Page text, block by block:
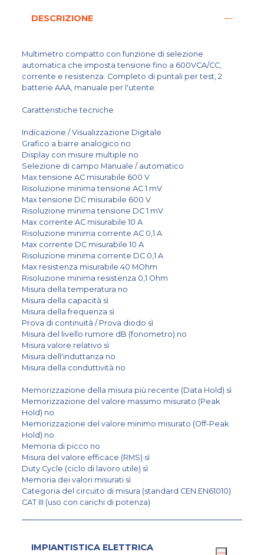
DESCRIZIONE
Multimetro compatto con funzione di selezione
automatica che imposta tensione fino a 600VCA/CC,
corrente e resistenza. Completo di puntali per test, 2
batterie AAA, manuale per l'utente.
Caratteristiche tecniche
Indicazione / Visualizzazione Digitale
Grafico a barre analogico no
Display con misure multiple no
Selezione di campo Manuale / automatico
Max tensione AC misurabile 600 V
Risoluzione minima tensione AC 1 mV
Max tensione DC misurabile 600 V
Risoluzione minima tensione DC 1 mV
Max corrente AC misurabile 10 A
Risoluzione minima corrente AC 0,1 A
Max corrente DC misurabile 10 A
Risoluzione minima corrente DC 0,1 A
Max resistenza misurabile 40 MOhm
Risoluzione minima resistenza 0,1 Ohm
Misura della temperatura no
Misura della capacità sì
Misura della frequenza sì
Prova di continuità / Prova diodo sì
Misura del livello rumore dB (fonometro) no
Misura valore relativo sì
Misura dell'induttanza no
Misura della conduttività no
Memorizzazione della misura più recente (Data Hold) sì
Memorizzazione del valore massimo misurato (Peak
Hold) no
Memorizzazione del valore minimo misurato (Off-Peak
Hold) no
Memoria di picco no
Misura del valore efficace (RMS) sì
Duty Cycle (ciclo di lavoro utile) sì
Memoria dei valori misurati sì
Categoria del circuito di misura (standard CEN EN61010)
CAT III (uso con carichi di potenza)
IMPIANTISTICA ELETTRICA